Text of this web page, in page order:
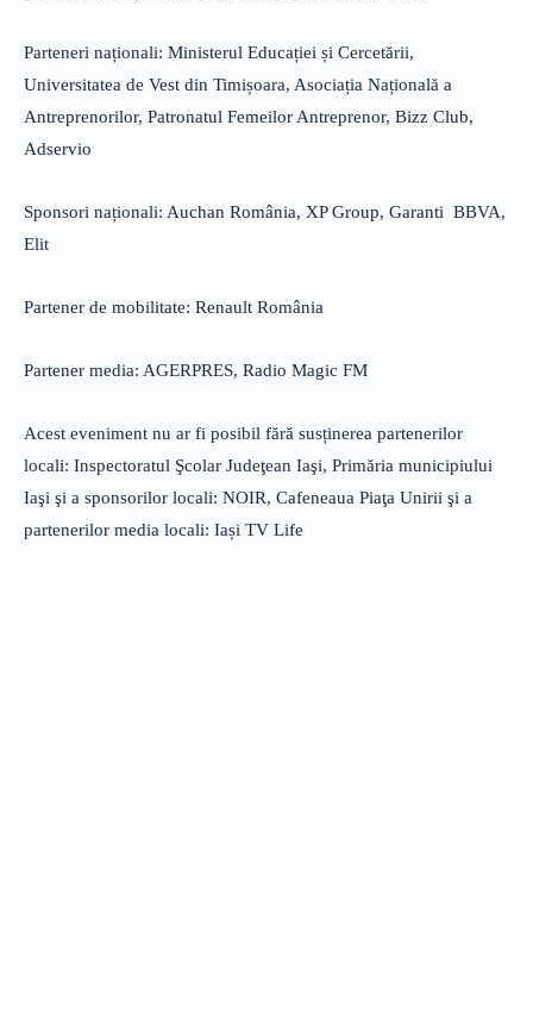
Parteneri naționali: Ministerul Educației și Cercetării,
Universitatea de Vest din Timișoara, Asociația Națională a
Antreprenorilor, Patronatul Femeilor Antreprenor, Bizz Club,
Adservio
Sponsori naționali: Auchan România, XP Group, Garanti BBVA,
Elit
Partener de mobilitate: Renault România
Partener media: AGERPRES, Radio Magic FM
Acest eveniment nu ar fi posibil fără susținerea partenerilor
locali: Inspectoratul Şcolar Judeţean Iaşi, Primăria municipiului
Iaşi şi a sponsorilor locali: NOIR, Cafeneaua Piaţa Unirii şi a
partenerilor media locali: Iași TV Life